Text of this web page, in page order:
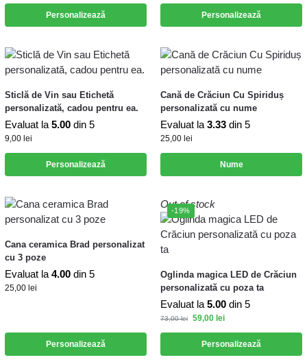
Personalizează Personalizează
Sticlă de Vin sau Etichetă
personalizată, cadou pentru ea.
Evaluat la 5.00 din 5
9,00 lei
Personalizează
Cană de Crăciun Cu Spiriduș
personalizată cu nume
Evaluat la 3.33 din 5
25,00 lei
Nume
Cana ceramica Brad personalizat
cu 3 poze
Evaluat la 4.00 din 5
25,00 lei
Personalizează
-19%
Out of stock
Oglinda magica LED de Crăciun
personalizată cu poza ta
Evaluat la 5.00 din 5
73,00lei 59,00 lei
Personalizează